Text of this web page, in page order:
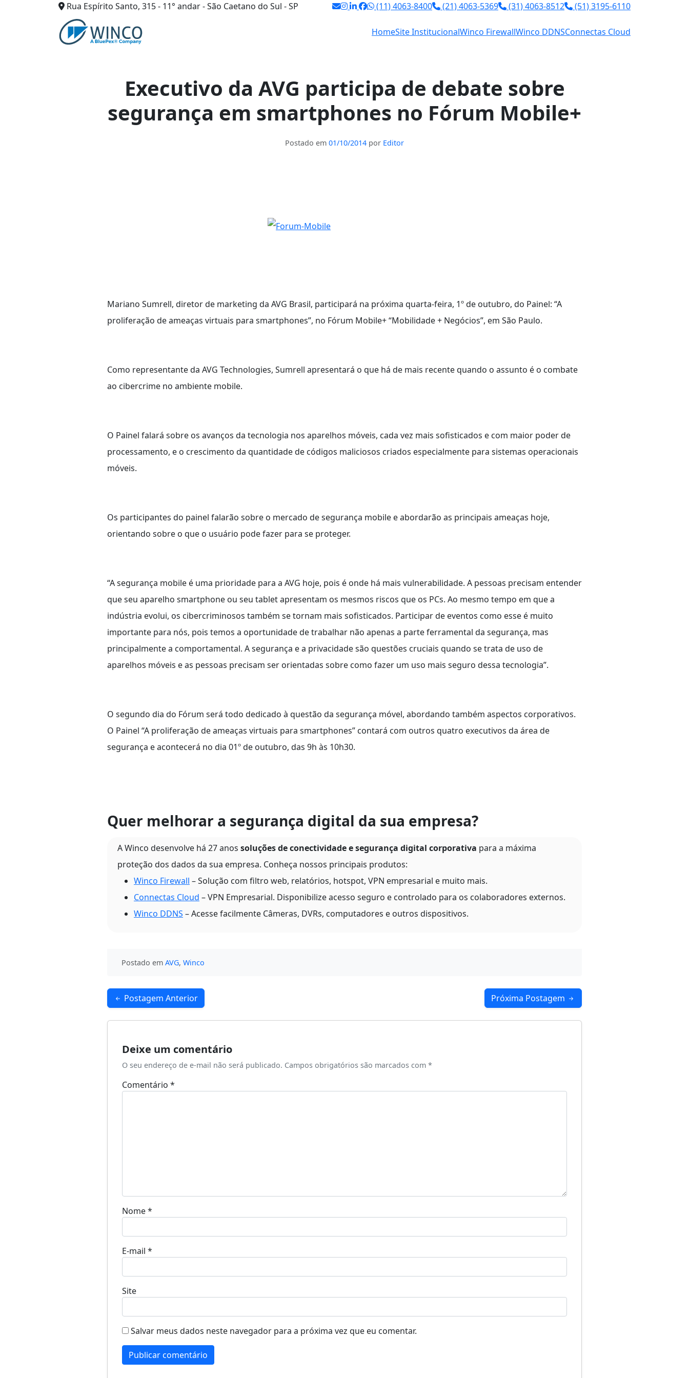
Rua Espírito Santo, 315 - 11° andar - São Caetano do Sul - SP (11) 4063-8400 (21) 4063-5369 (31) 4063-8512
(51) 3195-6110
HomeSite InstitucionalWinco FirewallWinco DDNSConnectas Cloud
Executivo da AVG participa de debate sobre
segurança em smartphones no Fórum Mobile+
Postado em 01/10/2014 por Editor
Mariano Sumrell, diretor de marketing da AVG Brasil, participará na próxima quarta-feira, 1º de outubro, do Painel: “A
proliferação de ameaças virtuais para smartphones”, no Fórum Mobile+ “Mobilidade + Negócios”, em São Paulo.
Como representante da AVG Technologies, Sumrell apresentará o que há de mais recente quando o assunto é o combate
ao cibercrime no ambiente mobile.
O Painel falará sobre os avanços da tecnologia nos aparelhos móveis, cada vez mais sofisticados e com maior poder de
processamento, e o crescimento da quantidade de códigos maliciosos criados especialmente para sistemas operacionais
móveis.
Os participantes do painel falarão sobre o mercado de segurança mobile e abordarão as principais ameaças hoje,
orientando sobre o que o usuário pode fazer para se proteger.
“A segurança mobile é uma prioridade para a AVG hoje, pois é onde há mais vulnerabilidade. A pessoas precisam entender
que seu aparelho smartphone ou seu tablet apresentam os mesmos riscos que os PCs. Ao mesmo tempo em que a
indústria evolui, os cibercriminosos também se tornam mais sofisticados. Participar de eventos como esse é muito
importante para nós, pois temos a oportunidade de trabalhar não apenas a parte ferramental da segurança, mas
principalmente a comportamental. A segurança e a privacidade são questões cruciais quando se trata de uso de
aparelhos móveis e as pessoas precisam ser orientadas sobre como fazer um uso mais seguro dessa tecnologia”.
O segundo dia do Fórum será todo dedicado à questão da segurança móvel, abordando também aspectos corporativos.
O Painel “A proliferação de ameaças virtuais para smartphones” contará com outros quatro executivos da área de
segurança e acontecerá no dia 01º de outubro, das 9h às 10h30.
Quer melhorar a segurança digital da sua empresa?
A Winco desenvolve há 27 anos soluções de conectividade e segurança digital corporativa para a máxima
proteção dos dados da sua empresa. Conheça nossos principais produtos:
Winco Firewall – Solução com filtro web, relatórios, hotspot, VPN empresarial e muito mais.
Connectas Cloud – VPN Empresarial. Disponibilize acesso seguro e controlado para os colaboradores externos.
Winco DDNS – Acesse facilmente Câmeras, DVRs, computadores e outros dispositivos.
Postado em AVG, Winco
Navegação
de
Postagem Anterior Próxima Postagem
Deixe um comentário
O seu endereço de e-mail não será publicado. Campos obrigatórios são marcados com *
Comentário *
Nome*
E-mail *
Site
Salvar meus dados neste navegador para a próxima vez que eu comentar.